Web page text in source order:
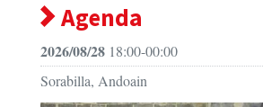
Agenda
2026/08/28 18:00-00:00
Sorabilla, Andoain